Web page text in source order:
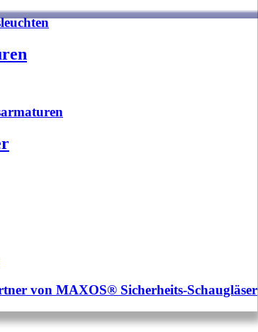
von MAXOS® Sicherheits-Schaugläser